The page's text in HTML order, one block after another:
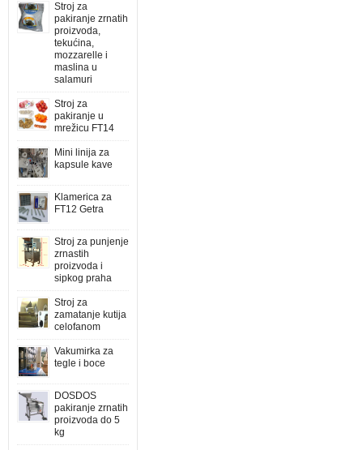
Stroj za
pakiranje zrnatih
proizvoda,
tekućina,
mozzarelle i
maslina u
salamuri
Stroj za
pakiranje u
mrežicu FT14
Mini linija za
kapsule kave
Klamerica za
FT12 Getra
Stroj za punjenje
zrnastih
proizvoda i
sipkog praha
Stroj za
zamatanje kutija
celofanom
Vakumirka za
tegle i boce
DOSDOS
pakiranje zrnatih
proizvoda do 5
kg